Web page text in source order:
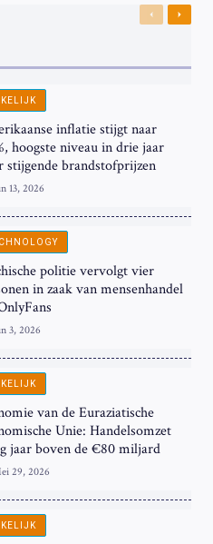
Previous
Next
inflatie stijgt naar
hoogste niveau in drie jaar
stijgende brandstofprijzen
13, 2026
politie vervolgt vier
in zaak van mensenhandel
3, 2026
van de Euraziatische
Unie: Handelsomzet
jaar boven de €80 miljard
29, 2026